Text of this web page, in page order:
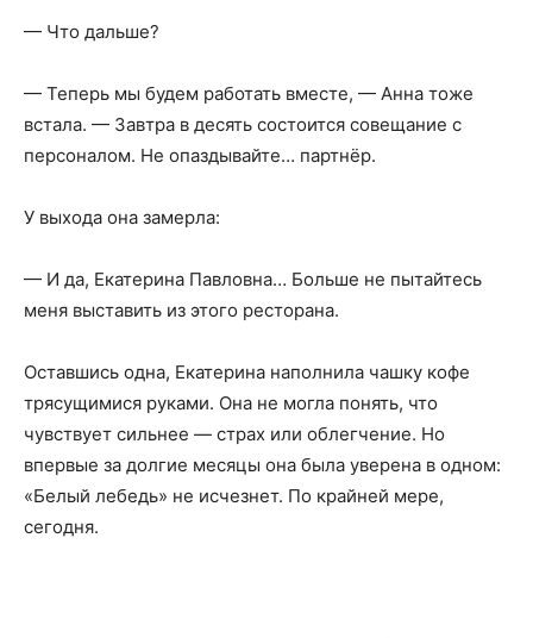
— Что дальше?
— Теперь мы будем работать вместе, — Анна тоже
встала. — Завтра в десять состоится совещание с
персоналом. Не опаздывайте… партнёр.
У выхода она замерла:
— И да, Екатерина Павловна… Больше не пытайтесь
меня выставить из этого ресторана.
Оставшись одна, Екатерина наполнила чашку кофе
трясущимися руками. Она не могла понять, что
чувствует сильнее — страх или облегчение. Но
впервые за долгие месяцы она была уверена в одном:
«Белый лебедь» не исчезнет. По крайней мере,
сегодня.